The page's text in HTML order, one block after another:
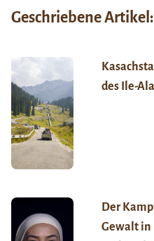
Geschriebene Artikel:
des Ile-
Der
Gewalt in